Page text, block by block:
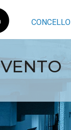
CONCELLO